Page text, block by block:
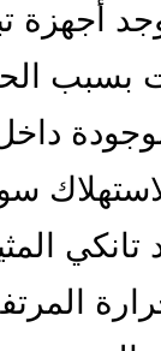
أجهزة
بسبب
تانكي